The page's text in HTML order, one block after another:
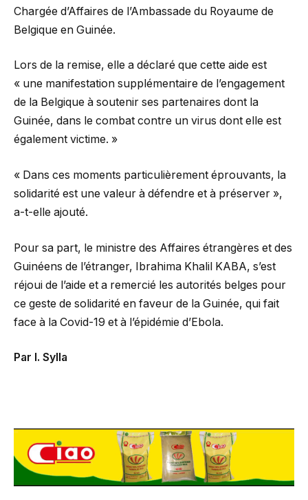
Chargée d’Affaires de l’Ambassade du Royaume de
Belgique en Guinée.
Lors de la remise, elle a déclaré que cette aide est
« une manifestation supplémentaire de l’engagement
de la Belgique à soutenir ses partenaires dont la
Guinée, dans le combat contre un virus dont elle est
également victime. »
« Dans ces moments particulièrement éprouvants, la
solidarité est une valeur à défendre et à préserver »,
a-t-elle ajouté.
Pour sa part, le ministre des Affaires étrangères et des
Guinéens de l’étranger, Ibrahima Khalil KABA, s’est
réjoui de l’aide et a remercié les autorités belges pour
ce geste de solidarité en faveur de la Guinée, qui fait
face à la Covid-19 et à l’épidémie d’Ebola.
Par I. Sylla